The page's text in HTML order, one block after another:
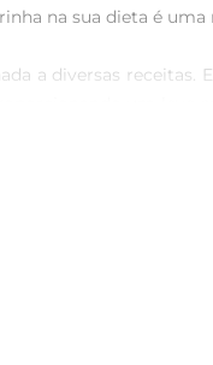
na sua dieta é
a diversas